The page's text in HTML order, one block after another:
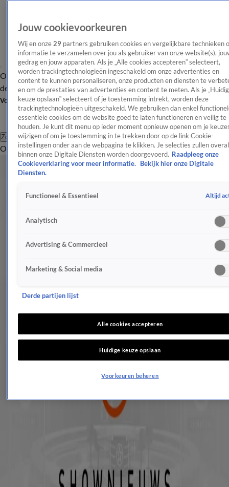
OverzichtAfleveringen Entertainment TV Algemeen
Tip
de redactieNieuwsbrief
Volg Shownieuws
Zoeken
OverzichtEntertainmentSpraakmakendRealityCrimeVideo's
Koninklijk Huis
Het laatste nieuws en de meest spraakmakende verhalen over
Koninklijk Huis
17 apr 2018, 09:16
13 apr 2018, 08:12
9 apr 2018, 23:25
3 apr 2018, 22:54
Hoog bezoek voor koningspaar
De bijbaantjes van de leden van de Koninklijke Familie
10 mrt 2018, 17:07
FOTO'S: Oranjes in ijskoud Lech
Jouw cookievoorkeuren
Wij en onze 29 partners gebruiken cookies en vergelijkbare technieken
informatie te verzamelen over jou als gebruiker van onze website(s),
gedrag en jouw apparaten. Als je „Alle cookies accepteren” selecteert,
worden trackingtechnologieën ingeschakeld om onze advertenties en
content te kunnen personaliseren, onze producten en diensten te
en om de prestaties van advertenties en content te meten. Als je
keuze opslaan” selecteert of je toestemming intrekt, worden deze
trackingtechnologieën uitgeschakeld. We gebruiken dan enkel
essentiële cookies om de website goed te laten functioneren en veilig te
houden. Je kunt dit menu op ieder moment opnieuw openen om je
wijzigen of om je toestemming in te trekken door op de link Cookie-
instellingen onder aan de webpagina te klikken. Je selecties zullen overal
binnen onze Digitale Diensten worden doorgevoerd. Raadpleeg onze
Cookieverklaring voor meer informatie.
Bekijk hier onze Digitale
Diensten.
Functioneel & Essentieel Altijd
Analytisch
Advertising & Commercieel
Marketing & Social media
Derde partijen lijst
Alle cookies accepteren
Huidige keuze opslaan
Voorkeuren beheren